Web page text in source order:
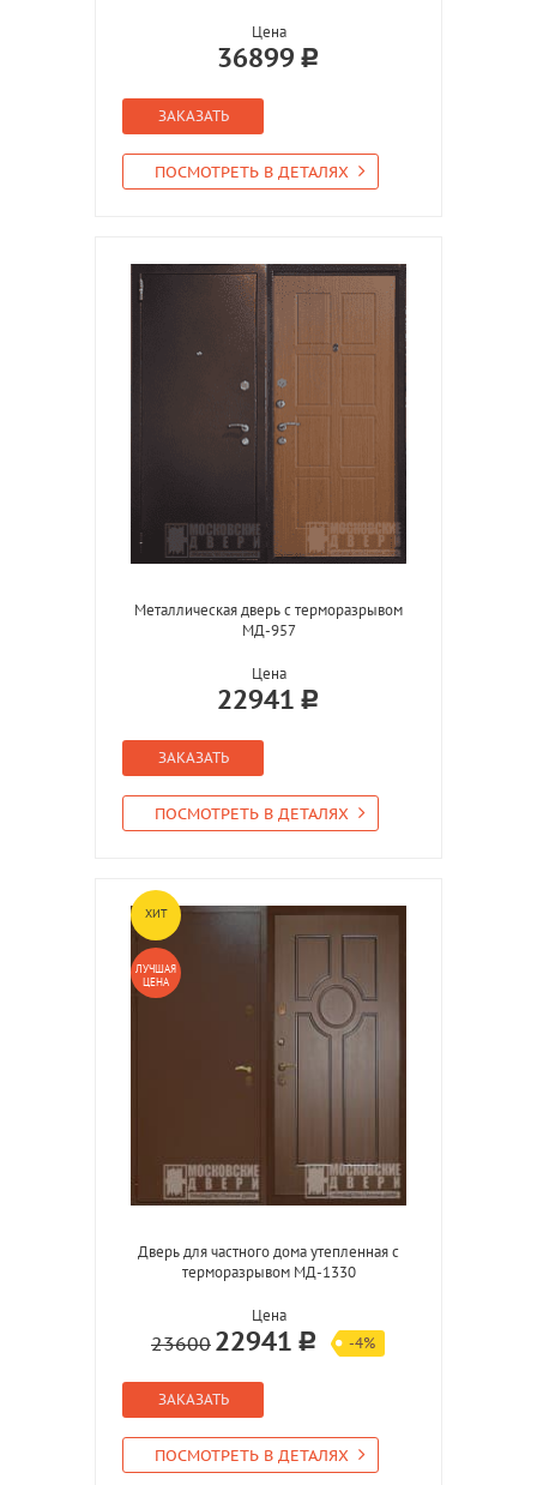
Цена
36899
ЗАКАЗАТЬ
ПОСМОТРЕТЬ В ДЕТАЛЯХ
Металлическая дверь с терморазрывом
МД-957
Цена
22941
ЗАКАЗАТЬ
ПОСМОТРЕТЬ В ДЕТАЛЯХ
ЛУЧШАЯ
ЦЕНА
ХИТ
Дверь для частного дома утепленная с
терморазрывом МД-1330
Цена
23600 22941 -4%
ЗАКАЗАТЬ
ПОСМОТРЕТЬ В ДЕТАЛЯХ